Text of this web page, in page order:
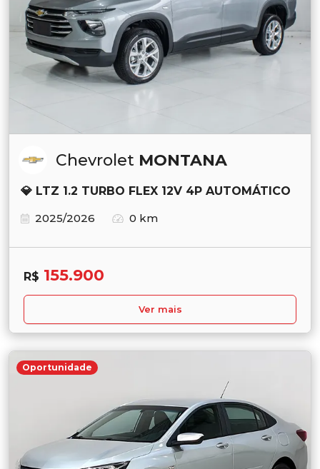
Chevrolet MONTANA
💎 LTZ 1.2 TURBO FLEX 12V 4P AUTOMÁTICO
2025/2026
0 km
R$ 155.900
Ver mais
Oportunidade